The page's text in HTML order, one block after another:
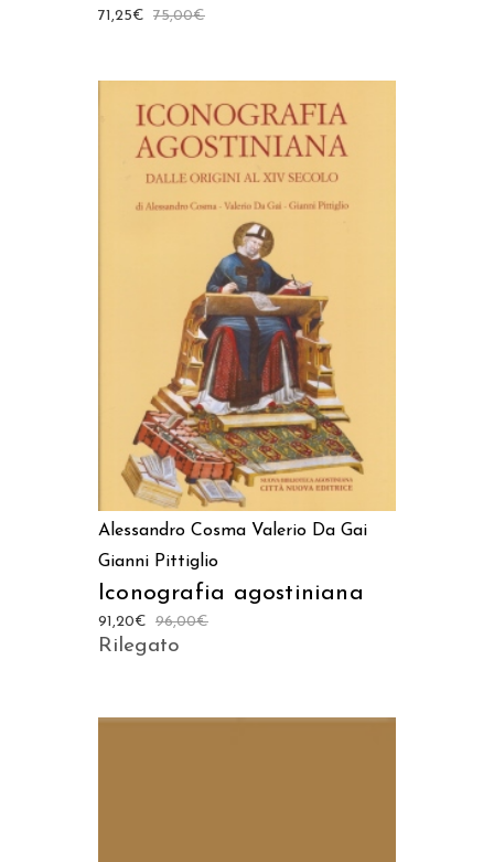
75,00€
71,25€
AGGIUNGI AL CARRELLO
Alessandro Cosma Valerio Da Gai
Gianni Pittiglio
Iconografia agostiniana
96,00€
91,20€
Rilegato